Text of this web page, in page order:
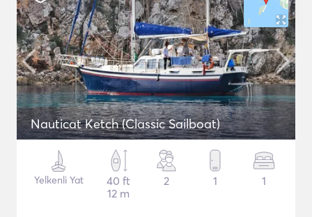
Nauticat Ketch (Classic Sailboat)
Yelkenli Yat
40 ft
12 m
2 1 1